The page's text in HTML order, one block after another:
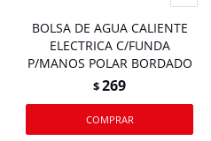
BOLSA DE AGUA CALIENTE
ELECTRICA C/FUNDA
P/MANOS POLAR BORDADO
$269